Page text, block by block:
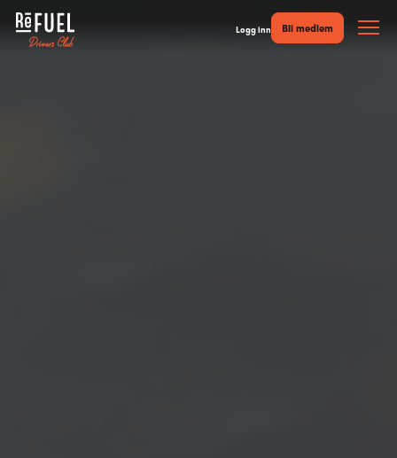
Logg inn Bli medlem